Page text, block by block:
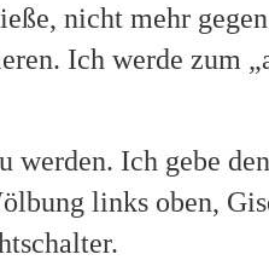
nicht mehr
Ich werde zum
werden. Ich gebe
links oben,